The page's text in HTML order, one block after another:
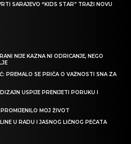
SARAJEVO “KIDS STAR” TRAŽI NOVU
NIJE KAZNA NI ODRICANJE, NEGO
PREMALO SE PRIČA O VAŽNOSTI SNA ZA
USPIJE PRENIJETI PORUKU I
MOJ ŽIVOT
U RADU I JASNOG LIČNOG PEČATA